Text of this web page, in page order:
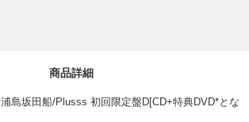
商品詳細
浦島坂田船/Plusss 初回限定盤D[CD+特典DVD*とな